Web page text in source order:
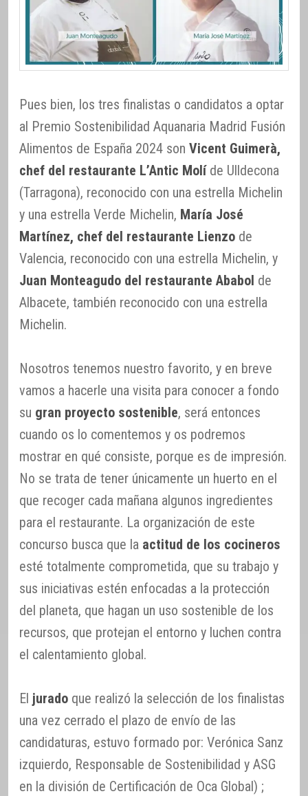
Pues bien, los tres finalistas o candidatos a optar
al Premio Sostenibilidad Aquanaria Madrid Fusión
Alimentos de España 2024 son Vicent Guimerà,
chef del restaurante L’Antic Molíde Ulldecona
(Tarragona), reconocido con una estrella Michelin
y una estrella Verde Michelin, María José
Martínez, chef del restaurante Lienzo de
Valencia, reconocido con una estrella Michelin, y
Juan Monteagudo del restaurante Ababol de
Albacete, también reconocido con una estrella
Michelin.
Nosotros tenemos nuestro favorito, y en breve
vamos a hacerle una visita para conocer a fondo
su gran proyecto sostenible, será entonces
cuando os lo comentemos y os podremos
mostrar en qué consiste, porque es de impresión.
No se trata de tener únicamente un huerto en el
que recoger cada mañana algunos ingredientes
para el restaurante. La organización de este
concurso busca que la actitud de los cocineros
esté totalmente comprometida, que su trabajo y
sus iniciativas estén enfocadas a la protección
del planeta, que hagan un uso sostenible de los
recursos, que protejan el entorno y luchen contra
el calentamiento global.
El jurado que realizó la selección de los finalistas
una vez cerrado el plazo de envío de las
candidaturas, estuvo formado por: Verónica Sanz
izquierdo, Responsable de Sostenibilidad y ASG
en la división de Certificación de Oca Global) ;